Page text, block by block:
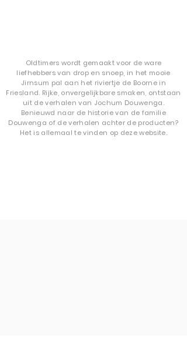
Oldtimers wordt gemaakt voor de ware
liefhebbers van drop en snoep, in het mooie
Jirnsum pal aan het riviertje de Boorne in
Friesland. Rijke, onvergelijkbare smaken, ontstaan
uit de verhalen van Jochum Douwenga.
Benieuwd naar de historie van de familie
Douwenga of de verhalen achter de producten?
Het is allemaal te vinden op deze website.